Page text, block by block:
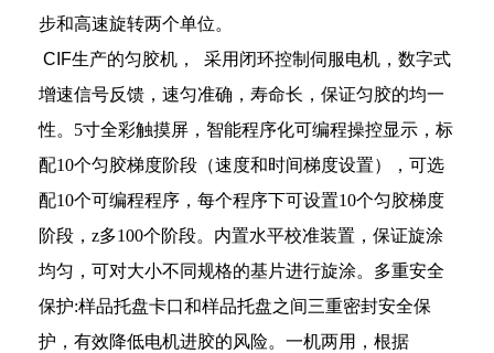
步和高速旋转两个单位。
CIF生产的匀胶机， 采用闭环控制伺服电机，数字式
增速信号反馈，速匀准确，寿命长，保证匀胶的均一
性。 5寸全彩触摸屏，智能程序化可编程操控显示，标
配10个匀胶梯度阶段（速度和时间梯度设置），可选
配10个可编程程序，每个程序下可设置10个匀胶梯度
阶段， z多100个阶段。 内置水平校准装置，保证旋涂
均匀，可对大小不同规格的基片进行旋涂。 多重安全
保护:样品托盘卡口和样品托盘之间三重密封安全保
护，有效降低电机进胶的风险。 一机两用，根据